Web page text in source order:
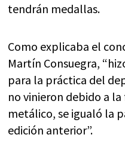
tendrán medallas.
Como explicaba el
Martín Consuegra,
para la práctica del
no vinieron debido a
metálico, se igualó la
edición anterior”.